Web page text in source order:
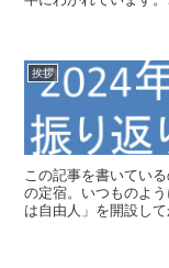
挨拶
この記事を書いてい
の定宿。いつものよ
は自由人」を開設し